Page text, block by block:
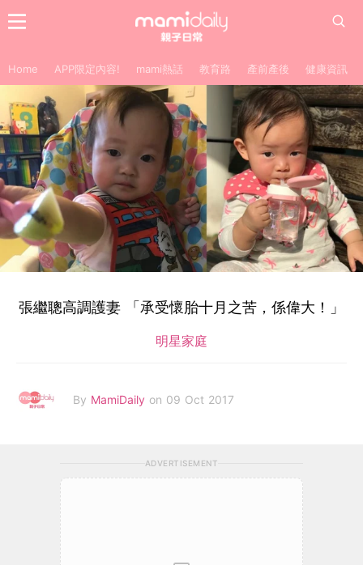
Home APP限定內容! mami熱話 教育路 產前產後 健康資訊
張繼聰高調護妻 「承受懷胎十月之苦，係偉大！」
明星家庭
By MamiDaily on 09 Oct 2017
ADVERTISEMENT